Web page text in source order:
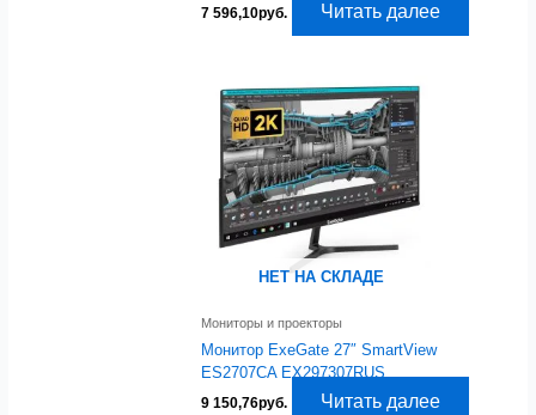
7 596,10руб. Читать далее
НЕТ НА СКЛАДЕ
Мониторы и проекторы
Монитор ExeGate 27″ SmartView
ES2707CA EX297307RUS
9 150,76руб. Читать далее